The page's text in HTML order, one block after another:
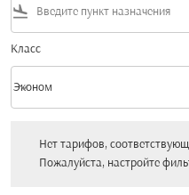
flight_land
Класс
Класс option Эконом Selected
Эконом
keyboard_arrow_down
Нет тарифов,
Пожалуйста, настройте